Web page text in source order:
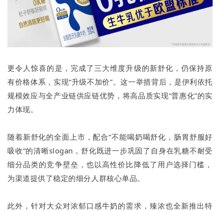
更令人惊喜的是，完成了三大维度升级的新舒化，仍保持原
有价格体系，实现“升级不加价”。这一举措背后，是伊利依托
规模效应与全产业链供应链优势，将高品质实现“普惠化”的实
力体现。
随着新舒化的全面上市，配合“不能喝奶喝舒化，肠胃舒服好
吸收”的清晰slogan，舒化既进一步巩固了自身在乳糖不耐受
细分品类的竞争壁垒，也以高性价比降低了用户选择门槛，
为渠道提供了稳定的细分人群核心单品。
此外，针对大众对浓郁口感牛奶的需求，臻浓也全新推出特